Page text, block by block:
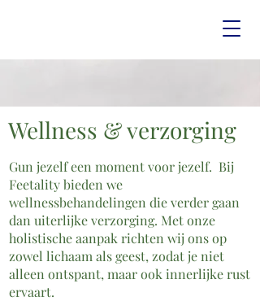
Wellness & verzorging
Gun jezelf een moment voor jezelf. Bij
Feetality bieden we
wellnessbehandelingen die verder gaan
dan uiterlijke verzorging. Met onze
holistische aanpak richten wij ons op
zowel lichaam als geest, zodat je niet
alleen ontspant, maar ook innerlijke rust
ervaart.